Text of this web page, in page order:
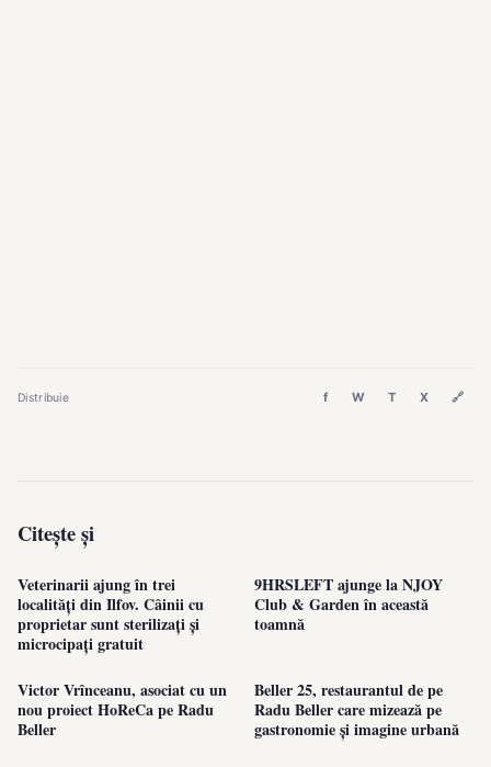
Distribuie f W T X 🔗
Citește și
Veterinarii ajung în trei
localități din Ilfov. Câinii cu
proprietar sunt sterilizați și
microcipați gratuit
9HRSLEFT ajunge la NJOY
Club & Garden în această
toamnă
Victor Vrînceanu, asociat cu un
nou proiect HoReCa pe Radu
Beller
Beller 25, restaurantul de pe
Radu Beller care mizează pe
gastronomie și imagine urbană